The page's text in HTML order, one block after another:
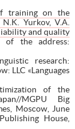
training on the
Yurkov, V.A.
and quality
of the address:
research:
LLC «Languages
of the
MGPU Big
Moscow, June
House,